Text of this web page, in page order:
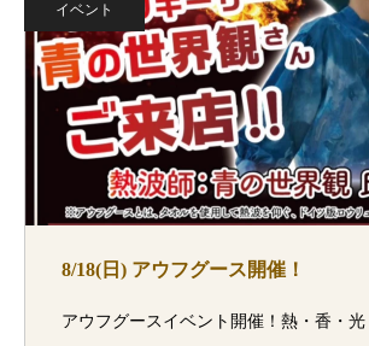
イベント
8/18(日) アウフグース開催！
アウフグースイベント開催！熱・香・光